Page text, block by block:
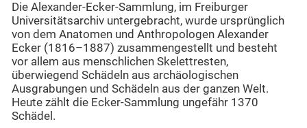
Die Alexander-Ecker-Sammlung, im Freiburger
Universitätsarchiv untergebracht, wurde ursprünglich
von dem Anatomen und Anthropologen Alexander
Ecker (1816–1887) zusammengestellt und besteht
vor allem aus menschlichen Skelettresten,
überwiegend Schädeln aus archäologischen
Ausgrabungen und Schädeln aus der ganzen Welt.
Heute zählt die Ecker-Sammlung ungefähr 1370
Schädel.